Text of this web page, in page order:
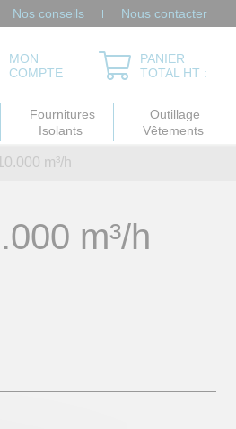
Nos conseils Nous contacter
MON
COMPTE
PANIER
TOTAL HT :
Fournitures
Isolants
Outillage
Vêtements
m³/h
m³/h